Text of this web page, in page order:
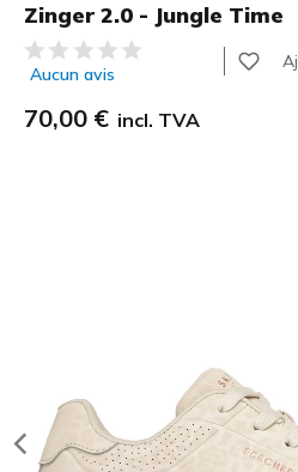
Zinger 2.0 - Jungle Time
Évaluation client 3,4 sur 5
Aucun avis
70,00 € incl. TVA